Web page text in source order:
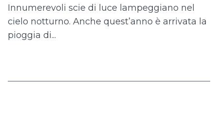
Innumerevoli scie di luce lampeggiano nel
cielo notturno. Anche quest’anno è arrivata la
pioggia di...